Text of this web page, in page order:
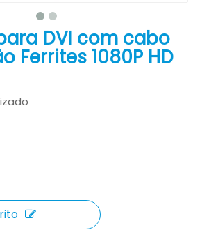
DVI com cabo
Ferrites 1080P HD